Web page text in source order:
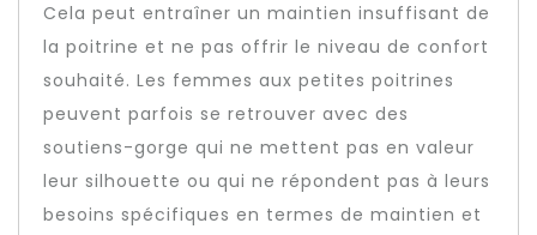
Cela peut entraîner un maintien insuffisant de
la poitrine et ne pas offrir le niveau de confort
souhaité. Les femmes aux petites poitrines
peuvent parfois se retrouver avec des
soutiens-gorge qui ne mettent pas en valeur
leur silhouette ou qui ne répondent pas à leurs
besoins spécifiques en termes de maintien et